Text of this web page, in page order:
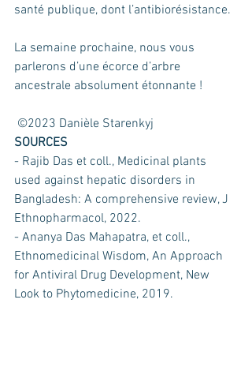
santé publique, dont l’antibiorésistance.
La semaine prochaine, nous vous
parlerons d’une écorce d’arbre
ancestrale absolument étonnante !
©2023 Danièle Starenkyj
SOURCES
- Rajib Das et coll., Medicinal plants
used against hepatic disorders in
Bangladesh: A comprehensive review, J
Ethnopharmacol, 2022.
- Ananya Das Mahapatra, et coll.,
Ethnomedicinal Wisdom, An Approach
for Antiviral Drug Development, New
Look to Phytomedicine, 2019.